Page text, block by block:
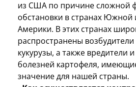
из США по причине сложной
обстановки в странах Южной
Америки. В этих странах
распространены
кукурузы, а также вредители
болезней картофеля,
значение для нашей страны.